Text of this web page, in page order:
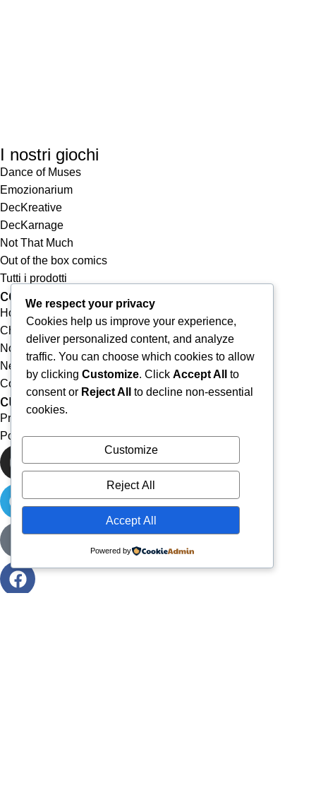
I nostri giochi
Dance of Muses
Emozionarium
DecKreative
DecKarnage
Not That Much
Out of the box comics
Tutti i prodotti
collegamenti rapidi
Home
Chi siamo
Notizie
Newsletter
Contatti
cura del cliente
Privacy & Cookie Policy
Politiche di uso del sito, spedizioni e reclami
We respect your privacy
Cookies help us improve your experience,
deliver personalized content, and analyze
traffic. You can choose which cookies to allow
by clicking Customize. Click Accept All
to
consent or Reject All
to decline non-essential
cookies.
Customize
Reject All
Accept All
Powered by